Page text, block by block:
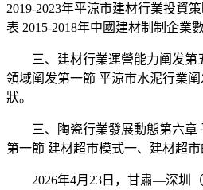
2019-2023年平涼市建材行業投資
表 2015-2018年中國建材制制企業
三、建材行業運營能力阐发第
領域阐发第一節 平涼市水泥行業
狀。
三、陶瓷行業發展動態第六章
第一節 建材超市模式一、建材超市
2026年4月23日，甘肅—深圳（